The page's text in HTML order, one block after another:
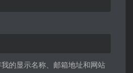
的显示名称、邮箱地址和网站